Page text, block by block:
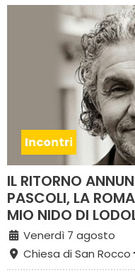
Incontri
IL RITORNO
PASCOLI, LA
MIO NIDO DI
Venerdì 7 agosto
Chiesa di San Rocco